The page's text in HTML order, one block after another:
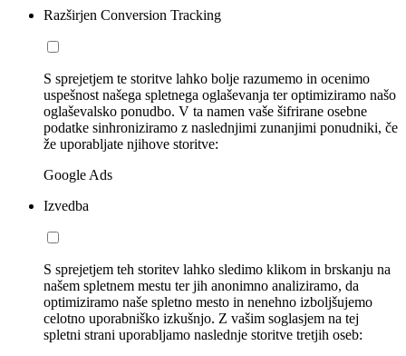
Razširjen Conversion Tracking
S sprejetjem te storitve lahko bolje razumemo in ocenimo
uspešnost našega spletnega oglaševanja ter optimiziramo našo
oglaševalsko ponudbo. V ta namen vaše šifrirane osebne
podatke sinhroniziramo z naslednjimi zunanjimi ponudniki, če
že uporabljate njihove storitve:
Google Ads
Izvedba
S sprejetjem teh storitev lahko sledimo klikom in brskanju na
našem spletnem mestu ter jih anonimno analiziramo, da
optimiziramo naše spletno mesto in nenehno izboljšujemo
celotno uporabniško izkušnjo. Z vašim soglasjem na tej
spletni strani uporabljamo naslednje storitve tretjih oseb: